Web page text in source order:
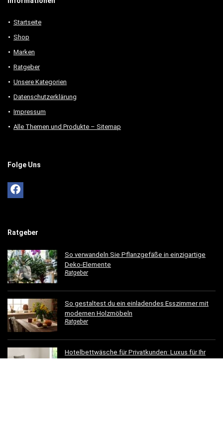
Startseite
Shop
Marken
Ratgeber
Unsere Kategorien
Datenschutzerklärung
Impressum
Alle Themen und Produkte – Sitemap
Folge Uns
Ratgeber
So verwandeln Sie Pflanzgefäße in einzigartige
Deko-Elemente
Ratgeber
So gestaltest du ein einladendes Esszimmer mit
modernen Holzmöbeln
Ratgeber
Hotelbettwäsche für Privatkunden: Luxus für Ihr